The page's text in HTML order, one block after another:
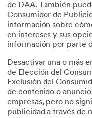
de DAA. También
Consumidor de
información sobre
en intereses y sus
información por parte
Desactivar una o más
de Elección del
Exclusión del
de contenido o
empresas, pero no
publicidad a través de